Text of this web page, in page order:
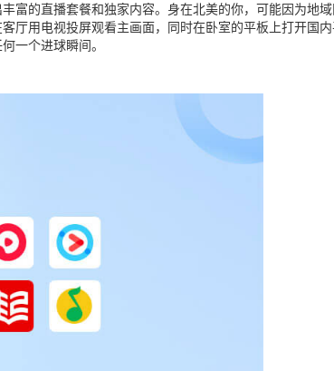
富的直播套餐和独家内容。身在北美的你，可能因为地
厅用电视投屏观看主画面，同时在卧室的平板上打开国
一个进球瞬间。